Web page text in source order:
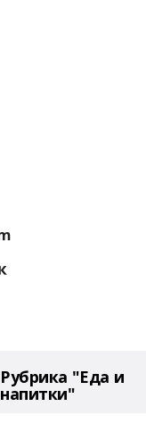
Рубрика "Еда и
напитки"